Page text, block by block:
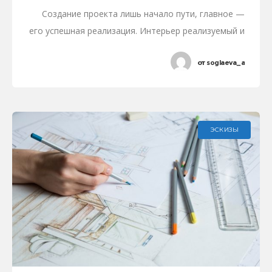
Создание проекта лишь начало пути, главное —
его успешная реализация. Интерьер реализуемый и
основном, реализация какого-то другого проекта…
отsoglaeva_a
ЭСКИЗЫ